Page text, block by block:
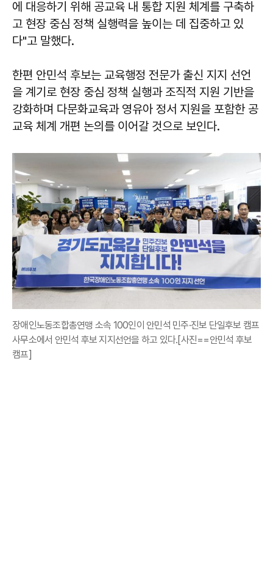
에 대응하기 위해 공교육 내 통합 지원 체계를 구축하
고 현장 중심 정책 실행력을 높이는 데 집중하고 있
다"고 말했다.
한편 안민석 후보는 교육행정 전문가 출신 지지 선언
을 계기로 현장 중심 정책 실행과 조직적 지원 기반을
강화하며 다문화교육과 영유아 정서 지원을 포함한 공
교육 체계 개편 논의를 이어갈 것으로 보인다.
장애인노동조합총연맹 소속 100인이 안민석 민주·진보 단일후보 캠프
사무소에서 안민석 후보 지지선언을 하고 있다.[사진==안민석 후보
캠프]